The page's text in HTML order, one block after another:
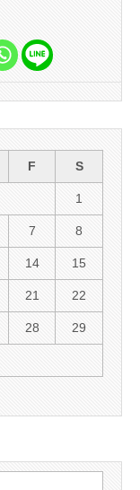
F S
1
7 8
14 15
21 22
28 29